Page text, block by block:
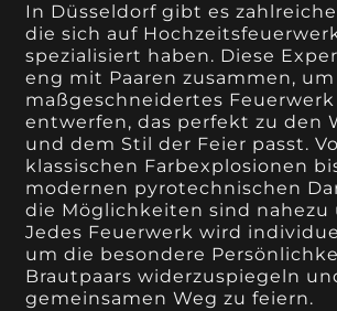
In Düsseldorf gibt es
die sich auf
spezialisiert haben. Diese
eng mit Paaren zusammen,
maßgeschneidertes Feuerwerk
entwerfen, das perfekt zu den
und dem Stil der Feier passt.
klassischen Farbexplosionen
modernen pyrotechnischen
die Möglichkeiten sind nahezu
Jedes Feuerwerk wird
um die besondere
Brautpaars widerzuspiegeln
gemeinsamen Weg zu feiern.